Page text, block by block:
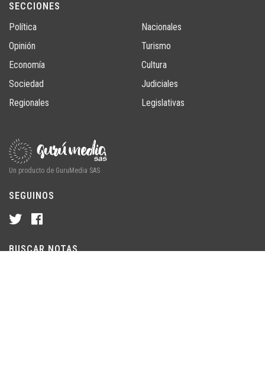
SECCIONES
Política
Opinión
Economía
Sociedad
Regionales
Nacionales
Turismo
Cultura
Judiciales
Legislativas
Un producto de GuruMedia SAS
SEGUINOS
BUSCAR NOTAS